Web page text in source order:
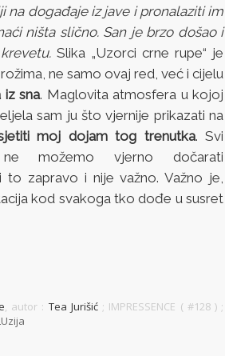
na događaje iz jave i pronalaziti im
ništa slično. San je brzo došao i
Slika „Uzorci crne rupe“ je
ne samo ovaj red, već i cijelu
iz sna. Maglovita atmosfera u kojoj
sam ju što vjernije prikazati na
moj dojam tog trenutka. Svi
možemo vjerno dočarati
to zapravo i nije važno. Važno je,
kod svakoga tko dođe u susret
, autor : Tea Jurišić; IMPRESSENCE ( #128 ) ;